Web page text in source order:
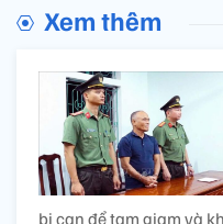
Xem thêm
bị can để tạm giam và